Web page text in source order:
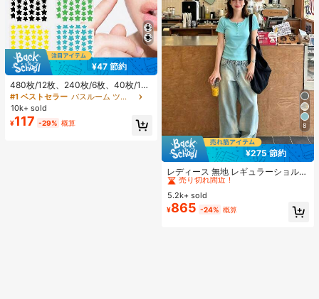
¥47 節約
480枚/12枚、240枚/6枚、40枚/1
枚、フェイススターシール、ハロウ
ィン装飾シール、クリスマス装飾シ
ール、ペンタグラムシール、カラフ
ルな装飾シール、パーティー・ホリ
デー写真装飾用、フェイス装飾シー
#1 ベストセラー
バスルーム ツールアクセサリ
10k+ sold
¥117 -29% 概算 8
¥275 節約
レディース 無地 レギュラーショルダ
ー 半袖Tシャツ ラウンドネック スリ
ムフィット 美シルエット 伸縮性 軽
量 通気性 快適素材 夏用 万能 オール
マッチ トップス
#1 ベストセラー
に ボタン 女性用Tシャツ
売り切れ間近！
#1 ベストセラー
売り切れ間近！
#1 ベストセラー
売り切れ間近！
#1 ベストセラー
5.2k+ sold
¥865 -24% 概算